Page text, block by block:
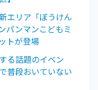
エリア「ぼうけん
パンマンこどもミ
トが登場
る話題のイベン
普段おいていない